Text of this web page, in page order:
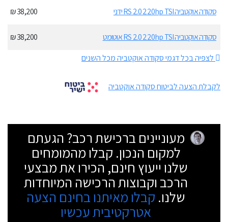
סקודה אוקטביה RS 2.0 220hp TSI ידני
38,200 ₪
סקודה אוקטביה RS 2.0 220hp TSI אוטומט
38,200 ₪
לצפיה בכל דגמי סקודה אוקטביה מכל השנים
לקבלת הצעה לביטוח סקודה אוקטביה
מעוניינים ברכישת רכב? הגעתם
למקום הנכון. קבלו מהמומחים
שלנו ייעוץ חינם, הכירו את מבצעי
הרכב וקבוצות הרכישה המיוחדות
שלנו. קבלו מאיתנו בחינם הצעה
אטרקטיבית עכשיו